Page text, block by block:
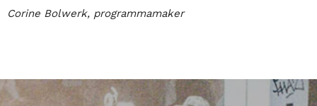
Corine Bolwerk, programmamaker